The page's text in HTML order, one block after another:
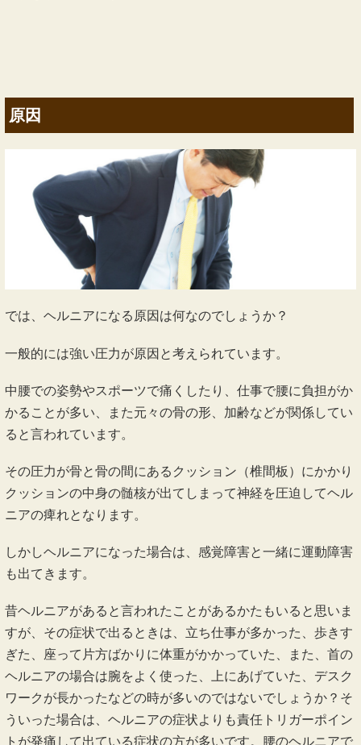
原因
では、ヘルニアになる原因は何なのでしょうか？
一般的には強い圧力が原因と考えられています。
中腰での姿勢やスポーツで痛くしたり、仕事で腰に負担がか
かることが多い、また元々の骨の形、加齢などが関係してい
ると言われています。
その圧力が骨と骨の間にあるクッション（椎間板）にかかり
クッションの中身の髄核が出てしまって神経を圧迫してヘル
ニアの痺れとなります。
しかしヘルニアになった場合は、感覚障害と一緒に運動障害
も出てきます。
昔ヘルニアがあると言われたことがあるかたもいると思いま
すが、その症状で出るときは、立ち仕事が多かった、歩きす
ぎた、座って片方ばかりに体重がかかっていた、また、首の
ヘルニアの場合は腕をよく使った、上にあげていた、デスク
ワークが長かったなどの時が多いのではないでしょうか？そ
ういった場合は、ヘルニアの症状よりも責任トリガーポイン
トが発痛して出ている症状の方が多いです。腰のヘルニアで